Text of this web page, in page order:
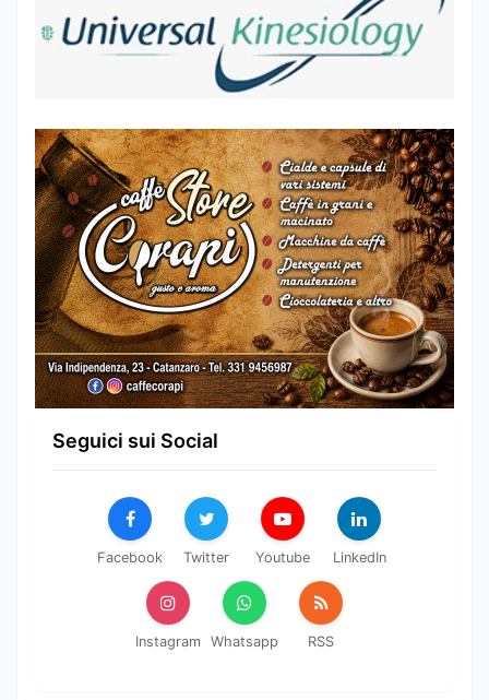
Seguici sui Social
Facebook Twitter Youtube LinkedIn
Instagram Whatsapp RSS